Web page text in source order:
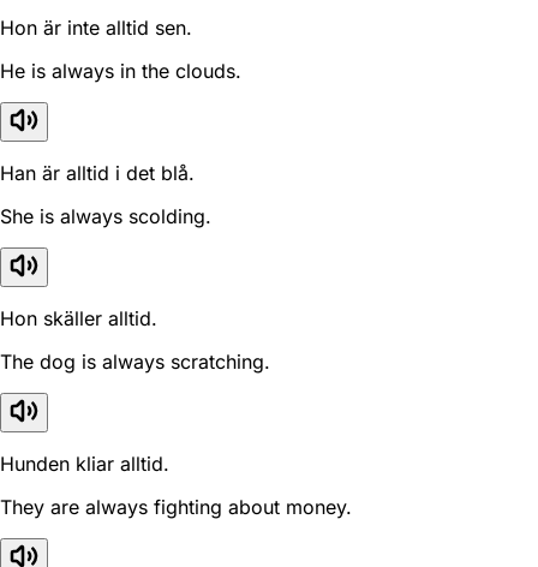
Hon är inte alltid sen.
He is always in the clouds.
Han är alltid i det blå.
She is always scolding.
Hon skäller alltid.
The dog is always scratching.
Hunden kliar alltid.
They are always fighting about money.